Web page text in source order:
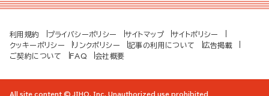
利用規約 プライバシーポリシー サイトマップ
サイトポリシー
クッキーポリシー
リンクポリシー 記事の利用について
広告掲載
ご契約について
FAQ 会社概要
All site content © JIHO, Inc. Unauthorized use prohibited